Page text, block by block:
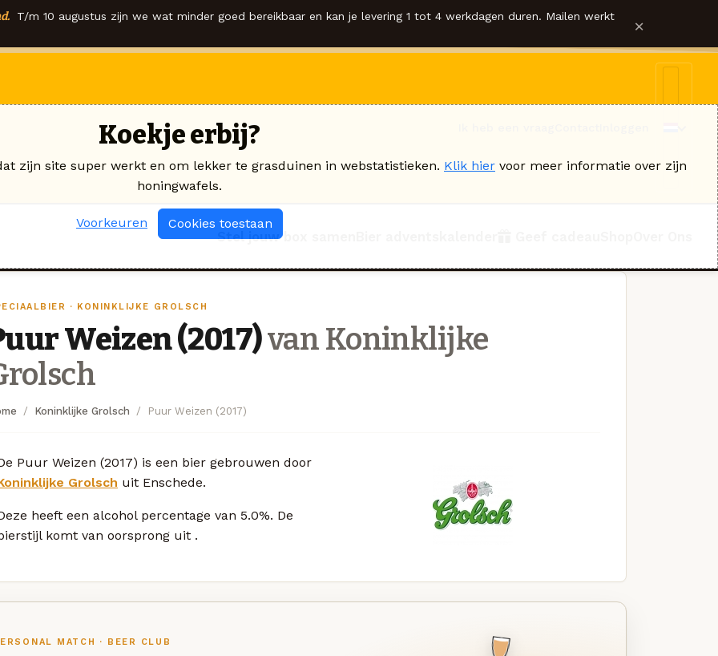
T/m 10 augustus zijn we wat minder goed bereikbaar en kan je levering 1 tot 4 werkdagen duren. Mailen werkt ×
Stel jouw box samen
· KONINKLIJKE GROLSCH
Weizen (2017)van Koninklijke
Koninklijke Grolsch Puur Weizen (2017)
Puur Weizen (2017) is een bier gebrouwen door
Grolsch uit Enschede.
heeft een alcohol percentage van 5.0%. De
komt van oorsprong uit .
MATCH · BEER CLUB
Koekje erbij?
zijn site super werkt en om lekker te grasduinen in webstatistieken. Klik hier voor meer informatie over zijn
honingwafels.
Voorkeuren Cookies toestaan